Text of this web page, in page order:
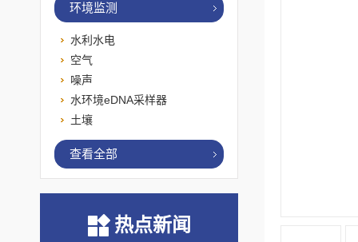
环境监测
水利水电
空气
噪声
水环境eDNA采样器
土壤
查看全部
热点新闻